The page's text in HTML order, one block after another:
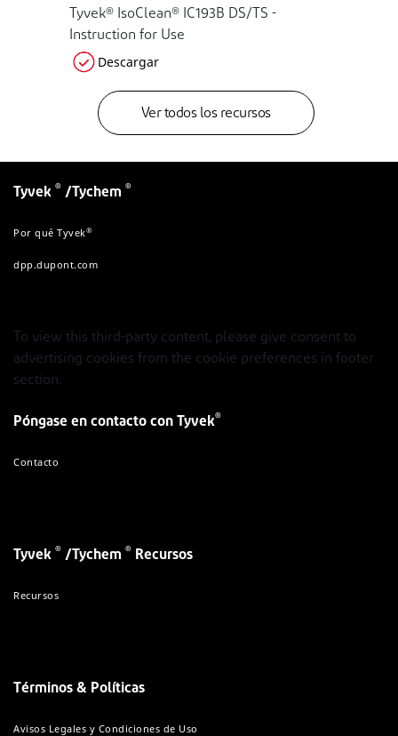
Tyvek® IsoClean® IC193B DS/TS -
Instruction for Use
Descargar
Ver todos los recursos
Tyvek ® /Tychem ®
Por qué Tyvek®
dpp.dupont.com
To view this third-party content, please give consent to
advertising cookies from the cookie preferences in footer
section.
Póngase en contacto con Tyvek®
Contacto
Tyvek ® /Tychem ® Recursos
Recursos
Términos & Políticas
Avisos Legales y Condiciones de Uso